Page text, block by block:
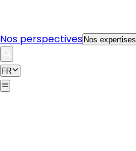
Nos perspectives Nos expertises
FR